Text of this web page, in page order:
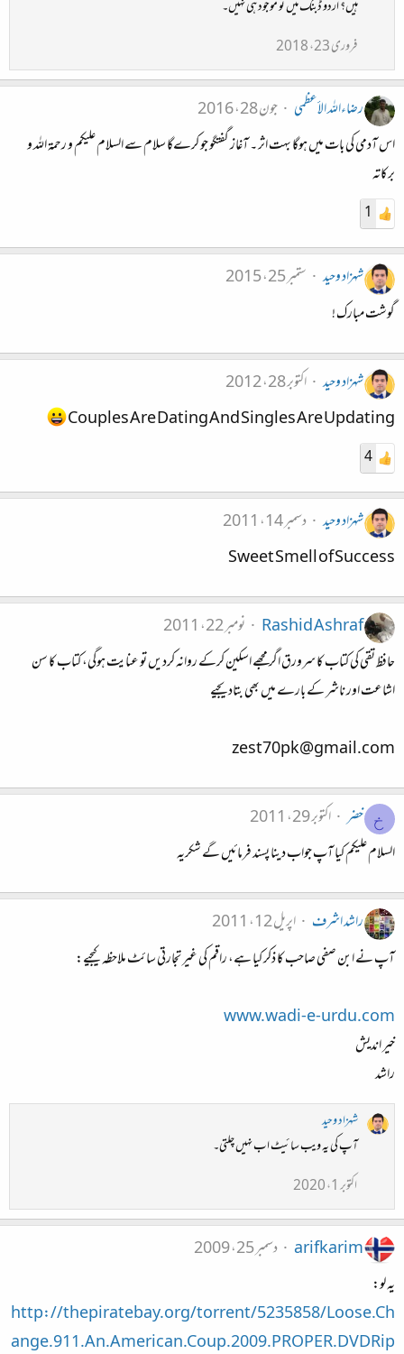
ہیں؟ اردو ڈبنگ میں تو موجود ہی نہیں۔
فروری 23، 2018
رضاءاللہ الأعظمی
جون 28، 2016
اس آدمی کی بات میں ہوگا بہت اثر ۔ آغاز گفتگو جو کرےگا سلام سے السلام علیکم و رحمۃ اللہ و
برکاتہ
1
شہزاد وحید
ستمبر 25، 2015
گوشت مبارک !
شہزاد وحید
اکتوبر 28، 2012
Couples Are Dating And Singles Are Updating
4
شہزاد وحید
دسمبر 14، 2011
Sweet Smell of Success
Rashid Ashraf
نومبر 22، 2011
حافظ تقی کی کتاب کا سرورق اگر مجھے اسکین کرکے روانہ کردیں تو عنایت ہوگی، کتاب کا سن
اشاعت اور ناشر کے بارے میں بھی بتادیجیے
zest70pk@gmail.com
خ خضر
اکتوبر 29، 2011
السلام علیکم کیا آپ جواب دینا پسند فرمائیں گے شکریہ
راشد اشرف
اپریل 12، 2011
آپ نے ابن صفی صاحب کا ذکر کیا ہے، راقم کی غیر تجارتی سائٹ ملاحظہ کیجیے:
www.wadi-e-urdu.com
خیر اندیش
راشد
شہزاد وحید
آپ کی یہ ویب سائیٹ اب نہیں چلتی۔
اکتوبر 1، 2020
arifkarim
دسمبر 25، 2009
یہ لو:
http://thepiratebay.org/torrent/5235858/Loose.Ch
ange.911.An.American.Coup.2009.PROPER.DVDRip